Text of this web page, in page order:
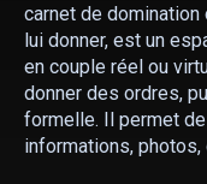
carnet de
lui donner, est un
en couple réel ou
donner des ordres,
formelle. Il permet
informations,